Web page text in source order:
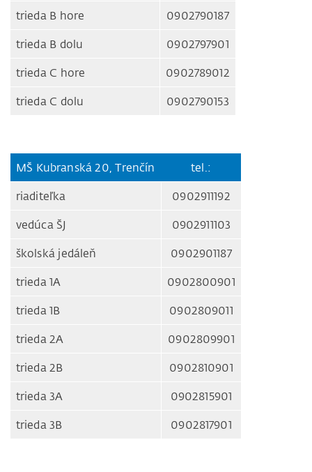
trieda B hore 0902790187
trieda B dolu 0902797901
trieda C hore 0902789012
trieda C dolu 0902790153
MŠ Kubranská 20, Trenčín tel.:
riaditeľka 0902911192
vedúca ŠJ 0902911103
školská jedáleň 0902901187
trieda 1A 0902800901
trieda 1B 0902809011
trieda 2A 0902809901
trieda 2B 0902810901
trieda 3A 0902815901
trieda 3B 0902817901